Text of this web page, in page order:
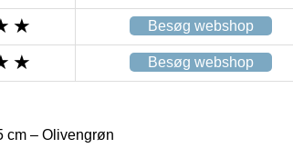
Besøg webshop
Besøg webshop
cm – Olivengrøn